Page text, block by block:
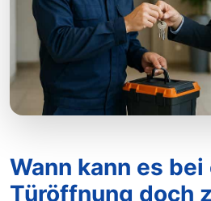
Wann kann es
Türöffnung doch